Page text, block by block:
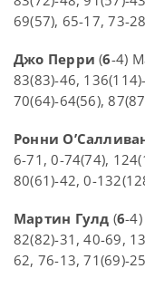
69(57), 65-17, 73-28
Джо Перри (6-4)
83(83)-46,
70(64)-64(56),
Ронни
6-71, 0-74(74),
80(61)-42, 0-
Мартин Гулд (6-
82(82)-31, 40-69,
62, 76-13, 71(69)-